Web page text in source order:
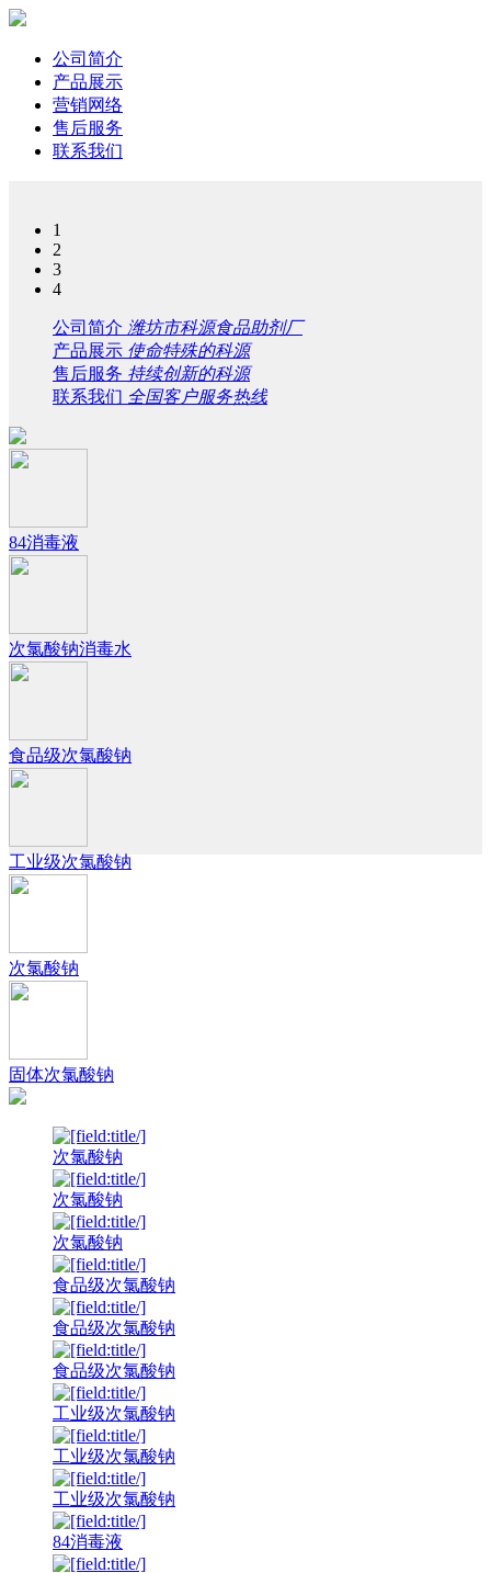
公司简介
产品展示
营销网络
售后服务
联系我们
1
2
3
4
公司简介 潍坊市科源食品助剂厂
产品展示 使命特殊的科源
售后服务 持续创新的科源
联系我们 全国客户服务热线
84消毒液
次氯酸钠消毒水
食品级次氯酸钠
工业级次氯酸钠
次氯酸钠
固体次氯酸钠
次氯酸钠
次氯酸钠
次氯酸钠
食品级次氯酸钠
食品级次氯酸钠
食品级次氯酸钠
工业级次氯酸钠
工业级次氯酸钠
工业级次氯酸钠
84消毒液